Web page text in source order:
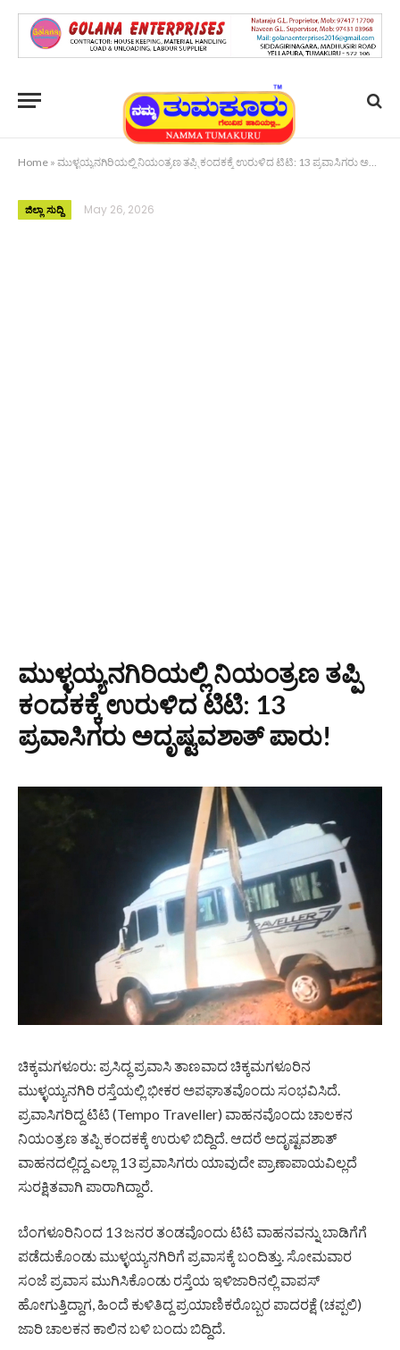
Home » ಮುಳ್ಳಯ್ಯನಗಿರಿಯಲ್ಲಿ ನಿಯಂತ್ರಣ ತಪ್ಪಿ ಕಂದಕಕ್ಕೆ ಉರುಳಿದ ಟಿಟಿ: 13 ಪ್ರವಾಸಿಗರು ಅದೃಷ್ಟವಶಾತ್‌ ಪಾರು!
ಜಿಲ್ಲಾ ಸುದ್ದಿ May 26, 2026
ಮುಳ್ಳಯ್ಯನಗಿರಿಯಲ್ಲಿ ನಿಯಂತ್ರಣ ತಪ್ಪಿ
ಕಂದಕಕ್ಕೆ ಉರುಳಿದ ಟಿಟಿ: 13
ಪ್ರವಾಸಿಗರು ಅದೃಷ್ಟವಶಾತ್‌ ಪಾರು!
ಚಿಕ್ಕಮಗಳೂರು: ಪ್ರಸಿದ್ಧ ಪ್ರವಾಸಿ ತಾಣವಾದ ಚಿಕ್ಕಮಗಳೂರಿನ
ಮುಳ್ಳಯ್ಯನಗಿರಿ ರಸ್ತೆಯಲ್ಲಿ ಭೀಕರ ಅಪಘಾತವೊಂದು ಸಂಭವಿಸಿದೆ.
ಪ್ರವಾಸಿಗರಿದ್ದ ಟಿಟಿ (Tempo Traveller) ವಾಹನವೊಂದು ಚಾಲಕನ
ನಿಯಂತ್ರಣ ತಪ್ಪಿ ಕಂದಕಕ್ಕೆ ಉರುಳಿ ಬಿದ್ದಿದೆ. ಆದರೆ ಅದೃಷ್ಟವಶಾತ್‌
ವಾಹನದಲ್ಲಿದ್ದ ಎಲ್ಲಾ 13 ಪ್ರವಾಸಿಗರು ಯಾವುದೇ ಪ್ರಾಣಾಪಾಯವಿಲ್ಲದೆ
ಸುರಕ್ಷಿತವಾಗಿ ಪಾರಾಗಿದ್ದಾರೆ.
ಬೆಂಗಳೂರಿನಿಂದ 13 ಜನರ ತಂಡವೊಂದು ಟಿಟಿ ವಾಹನವನ್ನು ಬಾಡಿಗೆಗೆ
ಪಡೆದುಕೊಂಡು ಮುಳ್ಳಯ್ಯನಗಿರಿಗೆ ಪ್ರವಾಸಕ್ಕೆ ಬಂದಿತ್ತು. ಸೋಮವಾರ
ಸಂಜೆ ಪ್ರವಾಸ ಮುಗಿಸಿಕೊಂಡು ರಸ್ತೆಯ ಇಳಿಜಾರಿನಲ್ಲಿ ವಾಪಸ್
ಹೋಗುತ್ತಿದ್ದಾಗ, ಹಿಂದೆ ಕುಳಿತಿದ್ದ ಪ್ರಯಾಣಿಕರೊಬ್ಬರ ಪಾದರಕ್ಷೆ (ಚಪ್ಪಲಿ)
ಜಾರಿ ಚಾಲಕನ ಕಾಲಿನ ಬಳಿ ಬಂದು ಬಿದ್ದಿದೆ.